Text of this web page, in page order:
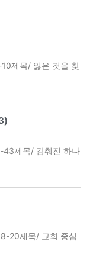
제목/ 잃은 것을 찾
43제목/ 감춰진 하나
20제목/ 교회 중심